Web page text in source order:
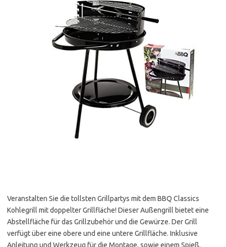
Veranstalten Sie die tollsten Grillpartys mit dem BBQ Classics
Kohlegrill mit doppelter Grillfläche! Dieser Außengrill bietet eine
Abstellfläche für das Grillzubehör und die Gewürze. Der Grill
verfügt über eine obere und eine untere Grillfläche. Inklusive
Anleitung und Werkzeug für die Montage, sowie einem Spieß.